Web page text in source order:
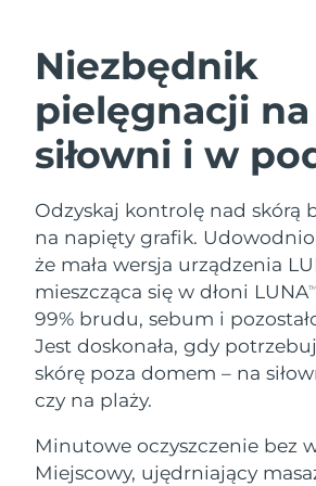
Niezbędnik
pielęgnacji na
siłowni i w
Odzyskaj kontrolę nad skórą
na napięty grafik.
że mała wersja urządzenia
mieszcząca się w dłoni LUNATM
99% brudu, sebum i
Jest doskonała, gdy
skórę poza domem – na
czy na plaży.
Minutowe oczyszczenie bez
Miejscowy, ujędrniający
Oczyszczanie twarzy
Anti-aging massage
LUNA™ 4 Plus
Massage, LED heating
LUNA™ 4 Men
For men, anti-aging
Microcurrent toning
BEAR™ 2 go
Microcurrent toning
BEAR™ 2 eyes &
Microcurrent line
Nawilżenie
UFO™ 3 zestaw
Deep facial hydration
Near-infrared and red
device
ustnej
issa™ 4
Hybrid silicone sonic
issa™ 4 plus
Smart hybrid silicone
FAQ™ ZABIEG ANTI-
Anti-aging
Australia
Austria
Bahrajn
Belgia
Bermudy
Bośnia i